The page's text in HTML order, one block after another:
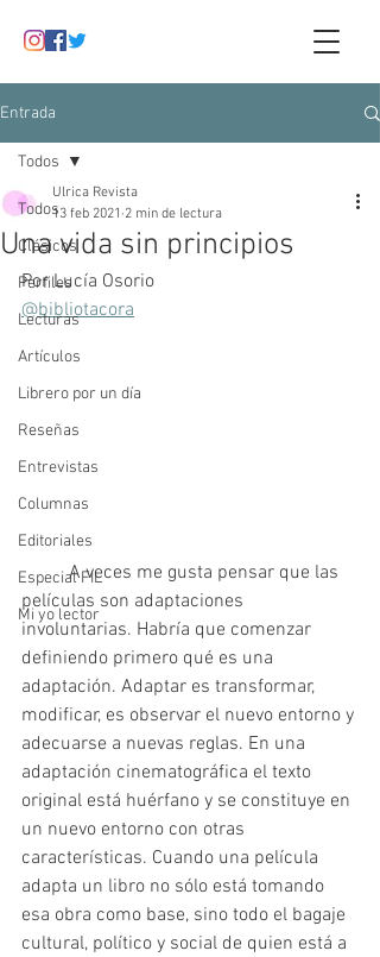
Entrada
Todos
Clásicos
Perfiles
Lecturas
Artículos
Librero por un día
Reseñas
Entrevistas
Columnas
Editoriales
Especial FIL
Mi yo lector
Todos
Una vida sin principios
Ulrica Revista
13 feb 2021 2 min de lectura
Por Lucía Osorio
@bibliotacora
	A veces me gusta pensar que las
películas son adaptaciones
involuntarias. Habría que comenzar
definiendo primero qué es una
adaptación. Adaptar es transformar,
modificar, es observar el nuevo entorno y
adecuarse a nuevas reglas. En una
adaptación cinematográfica el texto
original está huérfano y se constituye en
un nuevo entorno con otras
características. Cuando una película
adapta un libro no sólo está tomando
esa obra como base, sino todo el bagaje
cultural, político y social de quien está a